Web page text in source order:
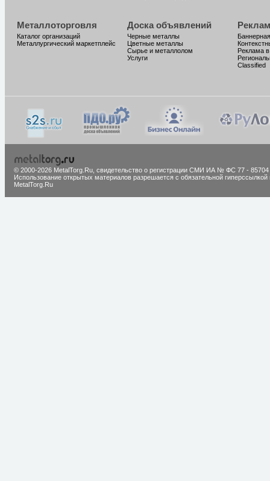
Металлоторговля
Каталог организаций
Металлургический маркетплейс
Доска объявлений
Черные металлы
Цветные металлы
Сырье и металлолом
Услуги
Реклама
Classified
© 2000-2026 MetalTorg.Ru, cвидетельство о регистрации СМИ ИА № ФС 77 - 85704
Использование открытых материалов разрешается с обязательной гиперссылкой
MetalTorg.Ru